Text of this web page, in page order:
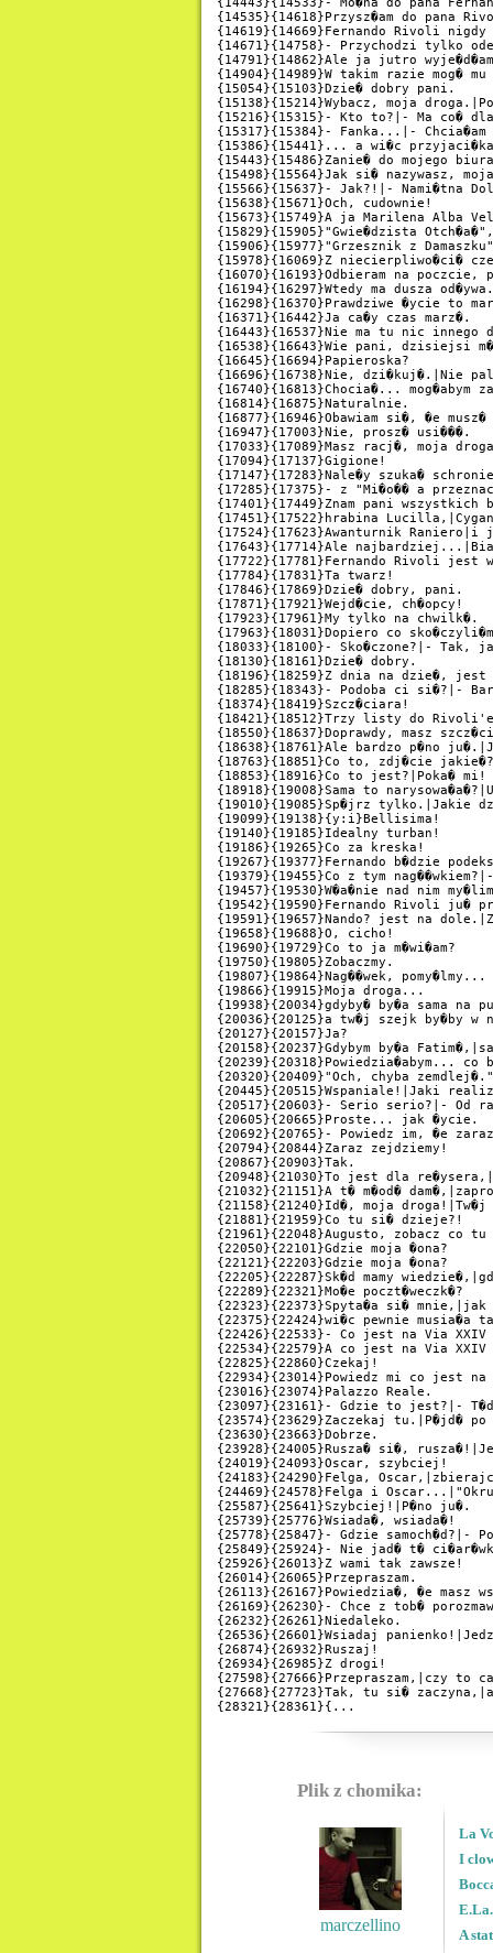
{14535}{14618}Przysz�am do pana
{14619}{14669}Fernando Rivoli
{14671}{14758}- Przychodzi tylko
{14791}{14862}Ale ja jutro
{14904}{14989}W takim razie mog�
{15054}{15103}Dzie� dobry pani.
{15138}{15214}Wybacz, moja
{15216}{15315}- Kto to?|- Ma co�
{15317}{15384}- Fanka...|-
{15386}{15441}... a wi�c
{15443}{15486}Zanie� do mojego
{15498}{15564}Jak si� nazywasz,
{15566}{15637}- Jak?!|- Nami�tna
{15638}{15671}Och, cudownie!
{15673}{15749}A ja Marilena Alba
{15829}{15905}"Gwie�dzista
{15906}{15977}"Grzesznik z
{15978}{16069}Z niecierpliwo�ci�
{16070}{16193}Odbieram na poczcie,
{16194}{16297}Wtedy ma dusza
{16298}{16370}Prawdziwe �ycie to
{16371}{16442}Ja ca�y czas marz�.
{16443}{16537}Nie ma tu nic
{16538}{16643}Wie pani, dzisiejsi
{16645}{16694}Papieroska?
{16696}{16738}Nie, dzi�kuj�.|Nie
{16740}{16813}Chocia�... mog�abym
{16814}{16875}Naturalnie.
{16877}{16946}Obawiam si�, �e
{16947}{17003}Nie, prosz� usi���.
{17033}{17089}Masz racj�, moja
{17094}{17137}Gigione!
{17147}{17283}Nale�y szuka�
{17285}{17375}- z "Mi�o�� a
{17401}{17449}Znam pani wszystkich
{17451}{17522}hrabina
{17524}{17623}Awanturnik Raniero|i
{17643}{17714}Ale
{17722}{17781}Fernando Rivoli jest
{17784}{17831}Ta twarz!
{17846}{17869}Dzie� dobry, pani.
{17871}{17921}Wejd�cie, ch�opcy!
{17923}{17961}My tylko na chwilk�.
{17963}{18031}Dopiero co
{18033}{18100}- Sko�czone?|- Tak,
{18130}{18161}Dzie� dobry.
{18196}{18259}Z dnia na dzie�,
{18285}{18343}- Podoba ci si�?|-
{18374}{18419}Szcz�ciara!
{18421}{18512}Trzy listy do
{18550}{18637}Doprawdy, masz
{18638}{18761}Ale bardzo p�no
{18763}{18851}Co to, zdj�cie
{18853}{18916}Co to jest?|Poka� mi!
{18918}{19008}Sama to
{19010}{19085}Sp�jrz tylko.|Jakie
{19099}{19138}{y:i}Bellisima!
{19140}{19185}Idealny turban!
{19186}{19265}Co za kreska!
{19267}{19377}Fernando b�dzie
{19379}{19455}Co z tym
{19457}{19530}W�a�nie nad nim
{19542}{19590}Fernando Rivoli ju�
{19591}{19657}Nando? jest na
{19658}{19688}O, cicho!
{19690}{19729}Co to ja m�wi�am?
{19750}{19805}Zobaczmy.
{19807}{19864}Nag��wek, pomy�lmy...
{19866}{19915}Moja droga...
{19938}{20034}gdyby� by�a sama na
{20036}{20125}a tw�j szejk by�by w
{20127}{20157}Ja?
{20158}{20237}Gdybym by�a
{20239}{20318}Powiedzia�abym... co
{20320}{20409}"Och, chyba zemdlej�."
{20445}{20515}Wspaniale!|Jaki
{20517}{20603}- Serio serio?|- Od
{20605}{20665}Proste... jak �ycie.
{20692}{20765}- Powiedz im, �e
{20794}{20844}Zaraz zejdziemy!
{20867}{20903}Tak.
{20948}{21030}To jest dla
{21032}{21151}A t� m�od�
{21158}{21240}Id�, moja
{21881}{21959}Co tu si� dzieje?!
{21961}{22048}Augusto, zobacz co
{22050}{22101}Gdzie moja �ona?
{22121}{22203}Gdzie moja �ona?
{22205}{22287}Sk�d mamy
{22289}{22321}Mo�e poczt�weczk�?
{22323}{22373}Spyta�a si�
{22375}{22424}wi�c pewnie musia�a
{22426}{22533}- Co jest na Via
{22534}{22579}A co jest na Via XXIV
{22825}{22860}Czekaj!
{22934}{23014}Powiedz mi co jest na
{23016}{23074}Palazzo Reale.
{23097}{23161}- Gdzie to jest?|-
{23574}{23629}Zaczekaj tu.|P�jd�
{23630}{23663}Dobrze.
{23928}{24005}Rusza� si�,
{24019}{24093}Oscar, szybciej!
{24183}{24290}Felga,
{24469}{24578}Felga i
{25587}{25641}Szybciej!|P�no ju�.
{25739}{25776}Wsiada�, wsiada�!
{25778}{25847}- Gdzie samoch�d?|-
{25849}{25924}- Nie jad� t�
{25926}{26013}Z wami tak zawsze!
{26014}{26065}Przepraszam.
{26113}{26167}Powiedzia�, �e masz
{26169}{26230}- Chce z tob�
{26232}{26261}Niedaleko.
{26536}{26601}Wsiadaj
{26874}{26932}Ruszaj!
{26934}{26985}Z drogi!
{27598}{27666}Przepraszam,|czy to
{27668}{27723}Tak, tu si�
{28321}{28361}{...
Plik z chomika:
marczellino
La
I
A